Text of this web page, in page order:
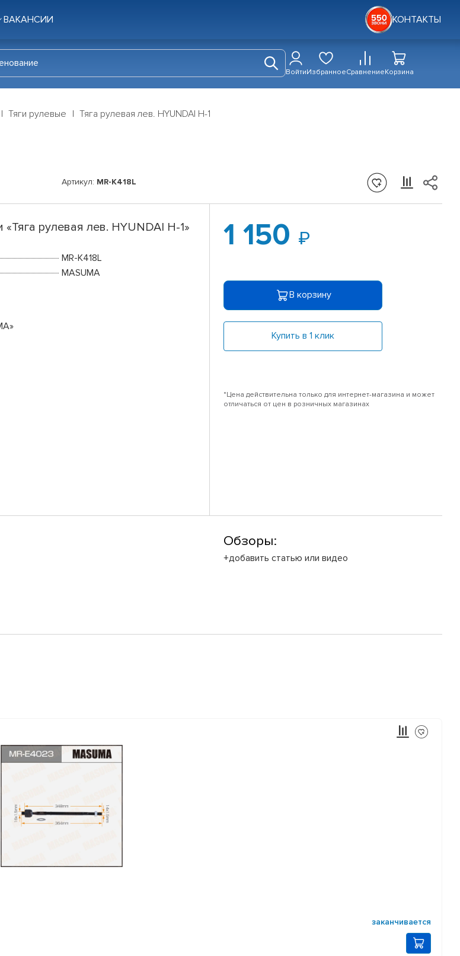
ВАКАНСИИ КОНТАКТЫ
ВойтиИзбранноеСравнениеКорзина
Тяги рулевые Тяга рулевая лев. HYUNDAI H-1
Артикул: MR-K418L
«Тяга рулевая лев. HYUNDAI H-1»
MR-K418L
MASUMA
1 150
В корзину
Купить в 1 клик
*Цена действительна только для интернет-магазина и может
отличаться от цен в розничных магазинах
Обзоры:
+добавить статью или видео
заканчивается